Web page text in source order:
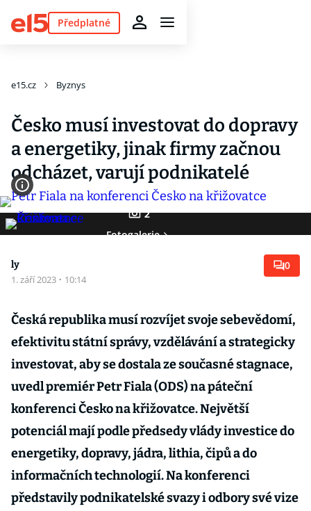
Předplatné
e15.cz Byznys
Česko musí investovat do dopravy
a energetiky, jinak firmy začnou
odcházet, varují podnikatelé
2
Fotogalerie
ly
1. září 2023 · 10:14
0
Česká republika musí rozvíjet svoje sebevědomí,
efektivitu státní správy, vzdělávání a strategicky
investovat, aby se dostala ze současné stagnace,
uvedl premiér Petr Fiala (ODS) na páteční
konferenci Česko na křižovatce. Největší
potenciál mají podle předsedy vlády investice do
energetiky, dopravy, jádra, lithia, čipů a do
informačních technologií. Na konferenci
představily podnikatelské svazy i odbory své vize